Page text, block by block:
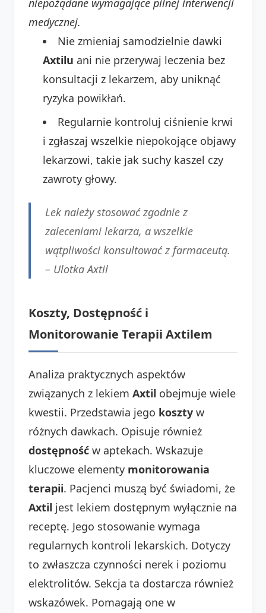
medycznej.
Nie zmieniaj samodzielnie dawki
Axtilu ani nie przerywaj leczenia bez
konsultacji z lekarzem, aby uniknąć
ryzyka powikłań.
Regularnie kontroluj ciśnienie krwi
i zgłaszaj wszelkie niepokojące objawy
lekarzowi, takie jak suchy kaszel czy
zawroty głowy.
Lek należy stosować zgodnie z
zaleceniami lekarza, a wszelkie
wątpliwości konsultować z farmaceutą.
– Ulotka Axtil
Koszty, Dostępność i
Monitorowanie Terapii Axtilem
Analiza praktycznych aspektów
związanych z lekiem Axtil obejmuje wiele
kwestii. Przedstawia jego koszty w
różnych dawkach. Opisuje również
dostępność w aptekach. Wskazuje
kluczowe elementy monitorowania
terapii. Pacjenci muszą być świadomi, że
Axtil jest lekiem dostępnym wyłącznie na
receptę. Jego stosowanie wymaga
regularnych kontroli lekarskich. Dotyczy
to zwłaszcza czynności nerek i poziomu
elektrolitów. Sekcja ta dostarcza również
wskazówek. Pomagają one w